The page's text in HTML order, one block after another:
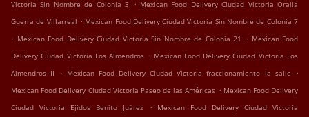
Victoria Sin Nombre de Colonia 3 . Mexican Food Delivery Ciudad Victoria Oralia
Guerra de Villarreal . Mexican Food Delivery Ciudad Victoria Sin Nombre de Colonia 7
. Mexican Food Delivery Ciudad Victoria Sin Nombre de Colonia 21 . Mexican Food
Delivery Ciudad Victoria Los Almendros . Mexican Food Delivery Ciudad Victoria Los
Almendros II
. Mexican Food Delivery Ciudad Victoria fraccionamiento la salle
.
Mexican Food Delivery Ciudad Victoria Paseo de las Américas . Mexican Food Delivery
Ciudad Victoria Ejidos Benito Juárez
.
Mexican Food Delivery Ciudad Victoria